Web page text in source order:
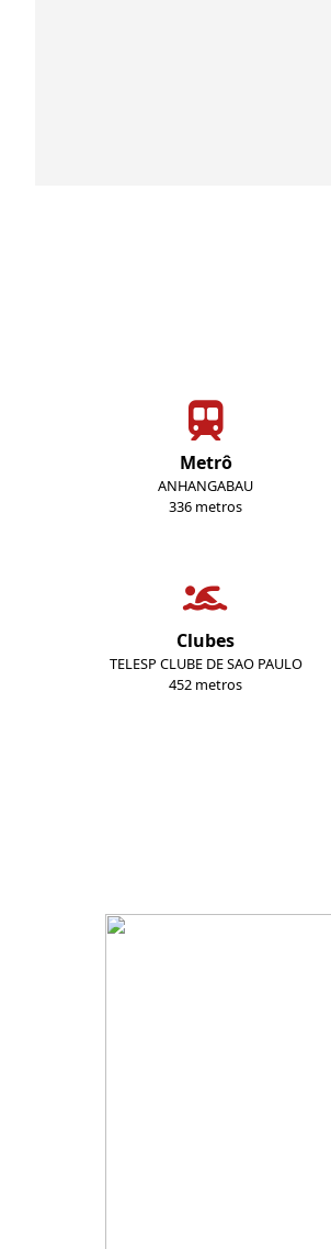
Metrô
ANHANGABAU
336 metros
Clubes
TELESP CLUBE DE SAO PAULO
452 metros